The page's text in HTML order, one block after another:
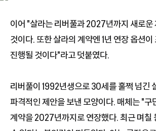
이어 "살라는 리버풀과 2027년까지 새로운
것이다. 또한 살라의 계약엔 1년 연장 옵션
진행될 것이다"라고 덧붙였다.
리버풀이 1992년생으로 30세를 훌쩍 넘긴
파격적인 제안을 보낸 모양이다. 매체는 "구
계약을 2027년까지로 연장했다. 최근 며칠